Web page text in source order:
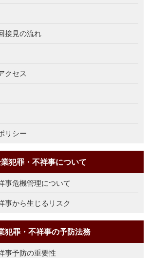
接見の流れ
クセス
リシー
犯罪・不祥事について
事危機管理について
事から生じるリスク
犯罪・不祥事の予防法務
事予防の重要性